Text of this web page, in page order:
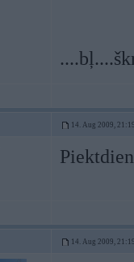
14. Aug 2009,
14. Aug 2009,